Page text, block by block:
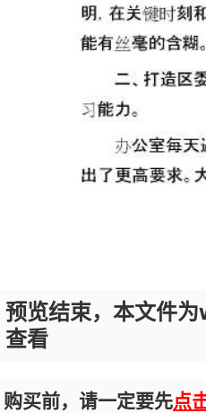
预览结束，本文件
查看
购买前，请一定要先点